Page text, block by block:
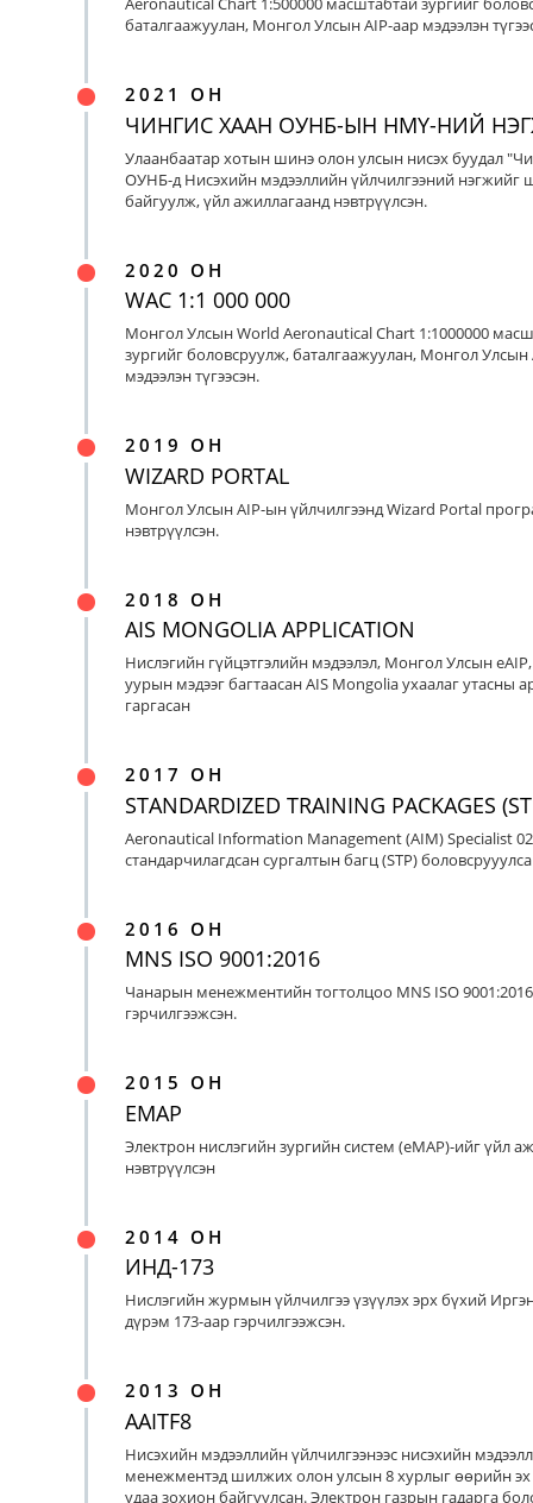
баталгаажуулан, Монгол Улсын AIP-аар мэдээлэн
2021 ОН
ЧИНГИС ХААН ОУНБ-ЫН НМҮ-НИЙ
Улаанбаатар хотын шинэ олон улсын нисэх буудал
ОУНБ-д Нисэхийн мэдээллийн үйлчилгээний нэгжийг
байгуулж, үйл ажиллагаанд нэвтрүүлсэн.
2020 ОН
WAC 1:1 000 000
Монгол Улсын World Aeronautical Chart 1:1000000
зургийг боловсруулж, баталгаажуулан, Монгол Улсын
мэдээлэн түгээсэн.
2019 ОН
WIZARD PORTAL
Монгол Улсын AIP-ын үйлчилгээнд Wizard Portal
нэвтрүүлсэн.
2018 ОН
AIS MONGOLIA APPLICATION
Нислэгийн гүйцэтгэлийн мэдээлэл, Монгол Улсын
уурын мэдээг багтаасан AIS Mongolia ухаалаг утасны
гаргасан
2017 ОН
STANDARDIZED TRAINING PACKAGES
Aeronautical Information Management (AIM) Specialist
стандарчилагдсан сургалтын багц (STP)
2016 ОН
MNS ISO 9001:2016
Чанарын менежментийн тогтолцоо MNS ISO
гэрчилгээжсэн.
2015 ОН
EMAP
Электрон нислэгийн зургийн систем (eMAP)-ийг үйл
нэвтрүүлсэн
2014 ОН
ИНД-173
Нислэгийн журмын үйлчилгээ үзүүлэх эрх бүхий
дүрэм 173-аар гэрчилгээжсэн.
2013 ОН
AAITF8
Нисэхийн мэдээллийн үйлчилгээнээс нисэхийн
менежментэд шилжих олон улсын 8 хурлыг өөрийн
удаа зохион байгуулсан. Электрон газрын гадарга